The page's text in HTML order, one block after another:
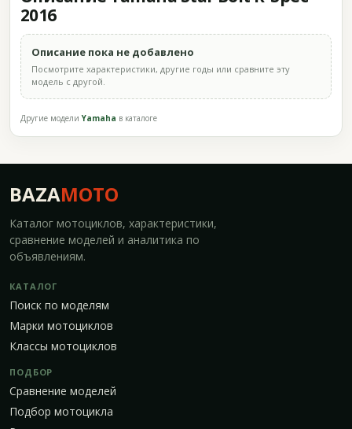
2016
Описание пока не добавлено
Посмотрите характеристики, другие годы или сравните эту
модель с другой.
Другие моделиYamaha в каталоге
BAZAMOTO
Каталог мотоциклов, характеристики,
сравнение моделей и аналитика по
объявлениям.
КАТАЛОГ
Поиск по моделям
Марки мотоциклов
Классы мотоциклов
ПОДБОР
Сравнение моделей
Подбор мотоцикла